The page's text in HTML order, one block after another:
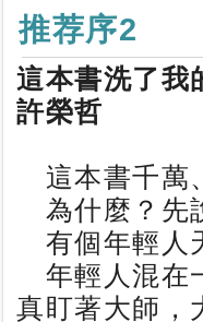
推荐序2
這本書洗了我
許榮哲
這本書千萬
為什麼？先
有個年輕人
年輕人混在
真盯著大師，